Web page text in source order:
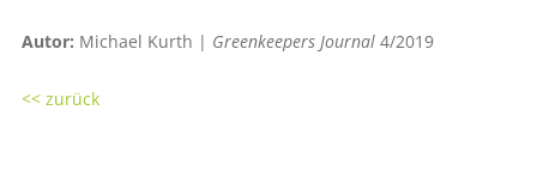
Autor: Michael Kurth | Greenkeepers Journal4/2019
<< zurück